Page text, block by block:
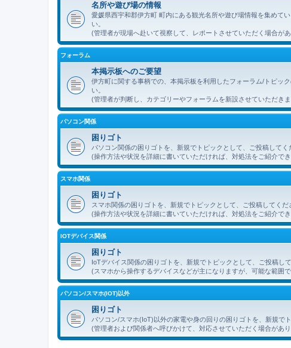
名所や遊び場の情報
愛媛県西宇和郡伊方町 町内にある観光名所や遊び場情報を集めて
い。
(管理者が現場へ赴いて視察して、レポートさせていただく場合が
フォーラム
本掲示板へのご要望
伊方町に関する事柄での、本掲示板を利用したフォーラム/トピッ
い。
(管理者が判断し、カテゴリーやフォーラムを新設させていただき
パソコン関係
困りゴト
パソコン関係の困りゴトを、新規でトピックとして、ご投稿してく
(操作方法や状況を詳細に書いていただければ、対処法をご紹介で
スマホ関係
困りゴト
スマホ関係の困りゴトを、新規でトピックとして、ご投稿してくだ
(操作方法や状況を詳細に書いていただければ、対処法をご紹介で
IOTデバイス関係
困りゴト
IoTデバイス関係の困りゴトを、新規でトピックとして、ご投稿して
(スマホから操作するデバイスなどが主になりますが、可能な範囲
パソコン/スマホ(IOT)以外
困りゴト
パソコン/スマホ(IoT)以外の家電や身の回りの困りゴトを、新規で
(管理者および関係者へ呼びかけて、対応させていただく場合があ